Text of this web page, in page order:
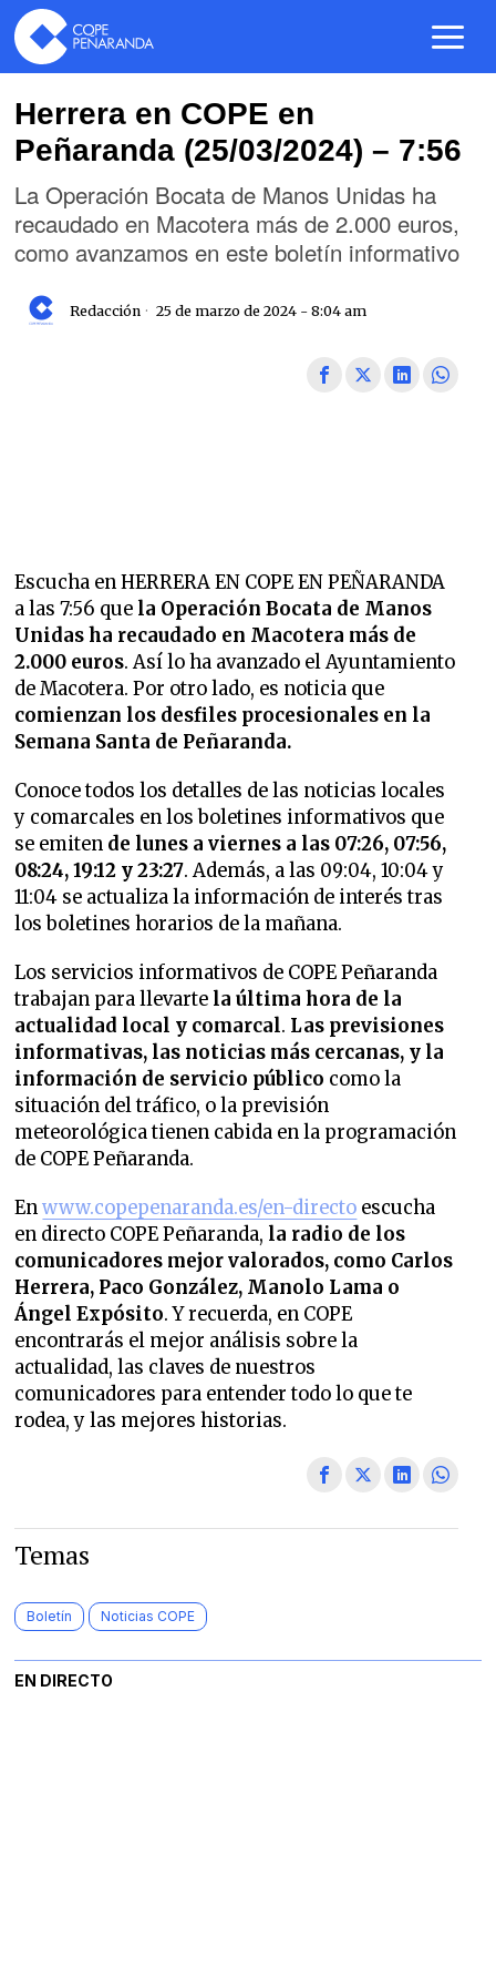
Herrera en COPE en
Peñaranda (25/03/2024) – 7:56
La Operación Bocata de Manos Unidas ha
recaudado en Macotera más de 2.000 euros,
como avanzamos en este boletín informativo
Redacción 25 de marzo de 2024 - 8:04 am
Escucha en HERRERA EN COPE EN PEÑARANDA
a las 7:56 que la Operación Bocata de Manos
Unidas ha recaudado en Macotera más de
2.000 euros. Así lo ha avanzado el Ayuntamiento
de Macotera. Por otro lado, es noticia que
comienzan los desfiles procesionales en la
Semana Santa de Peñaranda.
Conoce todos los detalles de las noticias locales
y comarcales en los boletines informativos que
se emiten de lunes a viernes a las 07:26, 07:56,
08:24, 19:12 y 23:27. Además, a las 09:04, 10:04 y
11:04 se actualiza la información de interés tras
los boletines horarios de la mañana.
Los servicios informativos de COPE Peñaranda
trabajan para llevarte la última hora de la
actualidad local y comarcal. Las previsiones
informativas, las noticias más cercanas, y la
información de servicio público como la
situación del tráfico, o la previsión
meteorológica tienen cabida en la programación
de COPE Peñaranda.
Enwww.copepenaranda.es/en-directo escucha
en directo COPE Peñaranda, la radio de los
comunicadores mejor valorados, como Carlos
Herrera, Paco González, Manolo Lama o
Ángel Expósito. Y recuerda, en COPE
encontrarás el mejor análisis sobre la
actualidad, las claves de nuestros
comunicadores para entender todo lo que te
rodea, y las mejores historias.
Temas
Boletín Noticias COPE
EN DIRECTO